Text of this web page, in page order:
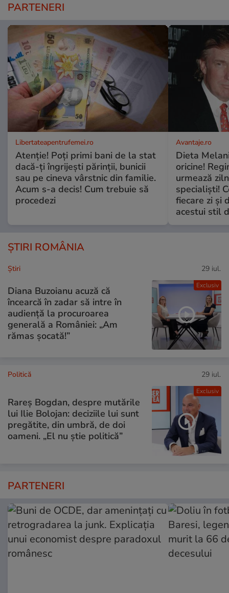
PARTENERI
Libertateapentrufemei.ro
Atenție! Poți primi bani de la stat
dacă-ți îngrijești părinții, bunicii
sau pe cineva vârstnic din familie.
Acum s-a decis! Cum trebuie să
procedezi
Avantaje.ro
Dieta
oricine!
urmează
specialiști!
fiecare zi și
acestui stil
ȘTIRI ROMÂNIA
Exclusiv
Ştiri 29 iul.
Diana Buzoianu acuză că
încearcă în zadar să intre în
audiență la procuroarea
generală a României: „Am
rămas șocată!”
Exclusiv
Politică 29 iul.
Rareș Bogdan, despre mutările
lui Ilie Bolojan: deciziile lui sunt
pregătite, din umbră, de doi
oameni. „El nu știe politică”
PARTENERI